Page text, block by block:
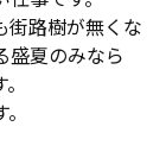
街路樹が無くな
盛夏のみなら